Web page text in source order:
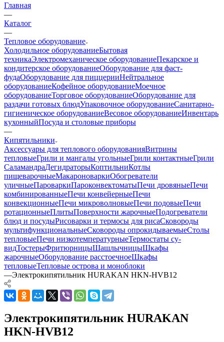
Главная
—
Каталог
—
Тепловое оборудование
Холодильное оборудованиеБытовая
техникаЭлектромеханическое оборудованиеПекарское и
кондитерское оборудованиеОборудование для фаст-
фудаОборудование для пиццерииНейтральное
оборудованиеКофейное оборудованиеМоечное
оборудованиеТорговое оборудованиеОборудование для
раздачи готовых блюдУпаковочное оборудованиеСанитарно-
гигиеническое оборудованиеВесовое оборудованиеИнвентарь
кухонныйПосуда и столовые приборы
—
Кипятильники
Аксессуары для теплового оборудованияВитрины
тепловыеГрили и мангалы угольныеГрили контактныеГрили
СаламандраДегидраторыКоптильниКотлы
пищеварочныеМакароноваркиОбогреватели
уличныеПароваркиПароконвектоматыПечи дровяныеПечи
комбинированныеПечи конвейерныеПечи
конвекционныеПечи микроволновыеПечи подовыеПечи
ротационныеПлитыПоверхности жарочныеПодогреватели
блюд и посудыРисоварки и термосы для рисаСковороды
мультифункциональныеСковороды опрокидываемыеСтолы
тепловыеПечи низкотемпературныеТермостаты су-
видТостерыФритюрницыШашлычницыШкафы
жарочныеОборудование расстоечноеШкафы
тепловыеТепловые острова и моноблоки
—Электрокипятильник HURAKAN HKN-HVB12
Электрокипятильник HURAKAN
HKN-HVB12